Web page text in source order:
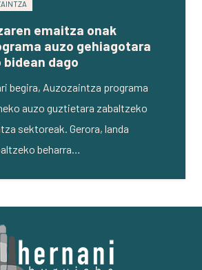
emaitza onak
auzo gehiagotara
dago
begira, Auzozaintza programa
auzo guztietara zabaltzeko
sektoreak. Gerora, landa
beharra…